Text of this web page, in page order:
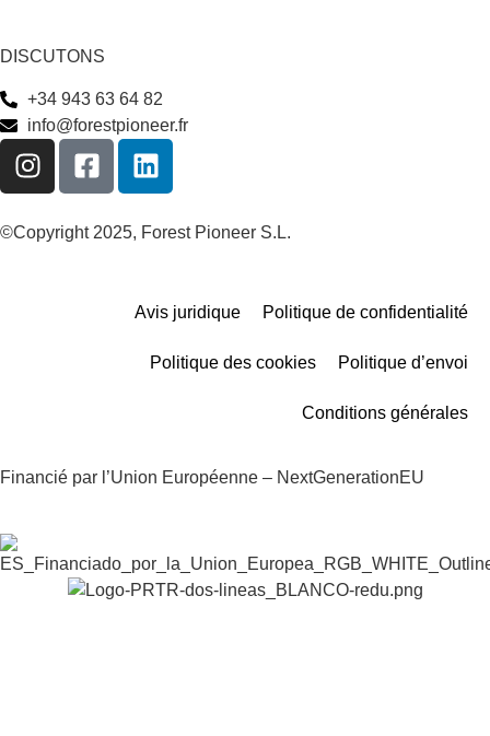
DISCUTONS
+34 943 63 64 82
info@forestpioneer.fr
©Copyright 2025, Forest Pioneer S.L.
Avis juridique Politique de confidentialité
Politique des cookies Politique d’envoi
Conditions générales
Financié par l’Union Européenne – NextGenerationEU